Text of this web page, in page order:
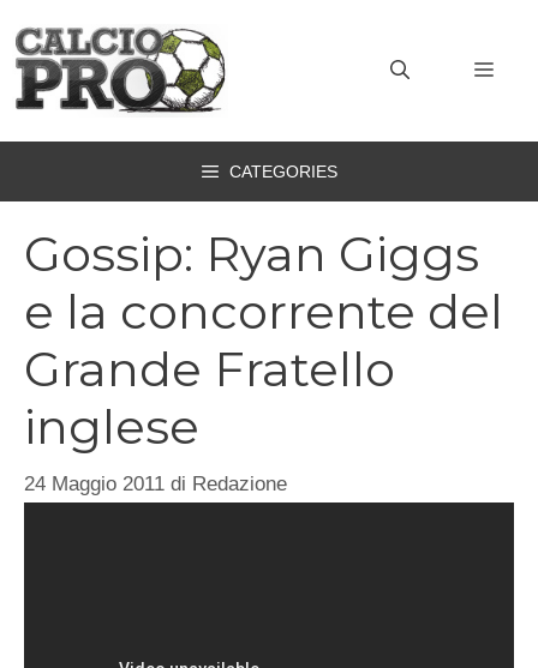
contenuto
CATEGORIES
Gossip: Ryan Giggs
e la concorrente del
Grande Fratello
inglese
24 Maggio 2011 di Redazione